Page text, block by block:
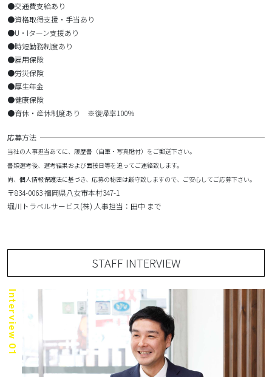
●交通費支給あり
●資格取得支援・手当あり
●U・Iターン支援あり
●時短勤務制度あり
●雇用保険
●労災保険
●厚生年金
●健康保険
●育休・産休制度あり ※復帰率100％
応募方法
当社の人事担当あてに、履歴書（自筆・写真貼付）をご郵送下さい。
書類選考後、選考結果および面接日等を追ってご連絡致します。
尚、個人情報保護法に基づき、応募の秘密は厳守致しますので、ご安心してご応募下さい。
〒834-0063 福岡県八女市本村347-1
堀川トラベルサービス(株) 人事担当：田中 まで
STAFF INTERVIEW
Interview 01